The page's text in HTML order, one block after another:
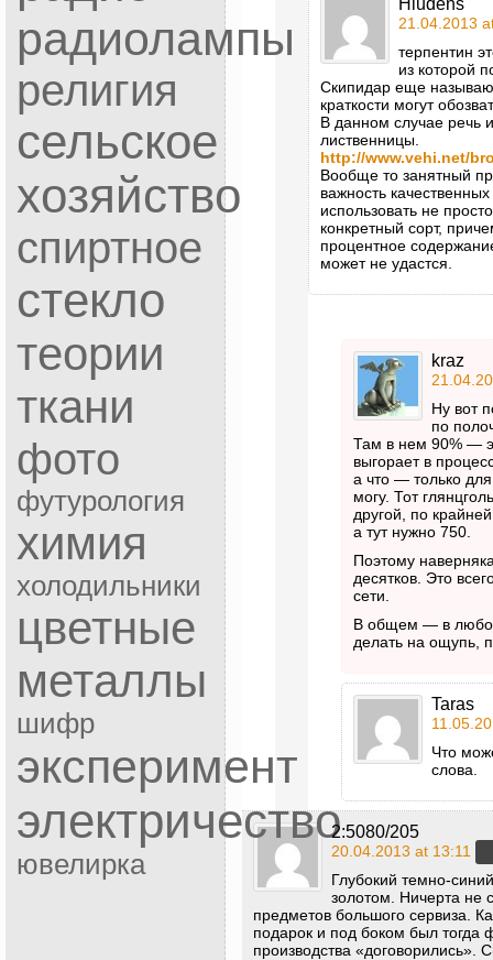
радиолампы
религия
сельское
хозяйство
спиртное
стекло
теории
ткани
фото
футурология
химия
холодильники
цветные
металлы
шифр
эксперимент
электричество
ювелирка
21.04.2013
терпентин
из которой
Скипидар еще
краткости могут
В данном случае речь
лиственницы.
http://www.vehi.net/
Вообще то занятный
важность
использовать не
конкретный сорт,
процентное
может не удастся.
kraz
Ну вот
по
Там в нем 90% —
выгорает в
а что — только
могу. Тот
другой, по
а тут нужно 750.
Поэтому
десятков. Это
сети.
В общем — в
делать на ощупь,
Taras
Что
слова.
2:5080/205
20.04.2013 at 13:11
Глубокий темно-
золотом. Ничерта не
предметов большого сервиза.
подарок и под боком был
производства «договорились».